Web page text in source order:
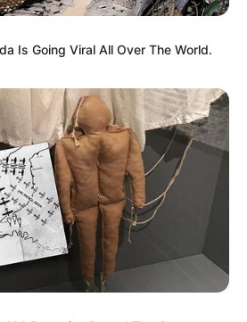
Is Going Viral All Over The World.